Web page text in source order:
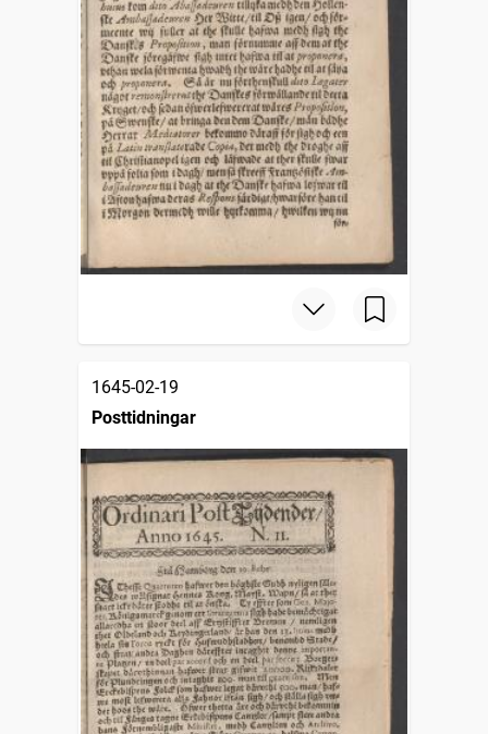
1645-02-19
Posttidningar